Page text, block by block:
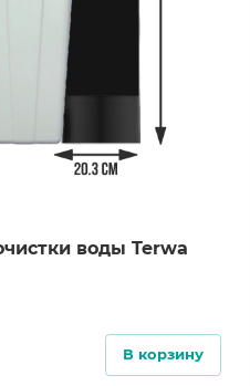
воды Terwa
В корзину